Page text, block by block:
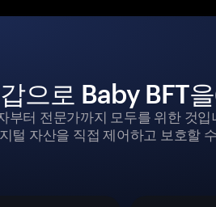
으로 Baby BFT
부터 전문가까지 모두를 위한 것
털 자산을 직접 제어하고 보호할